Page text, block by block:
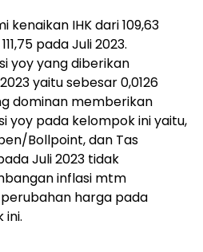
IHK dari 109,63
pada Juli 2023.
yoy yang diberikan
yaitu sebesar 0,0126
dominan memberikan
yoy pada kelompok ini yaitu,
Bollpoint, dan Tas
Juli 2023 tidak
inflasi mtm
harga pada
ini.